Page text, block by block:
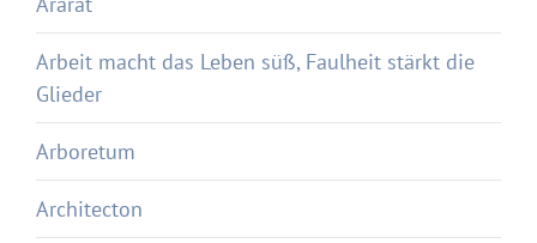
Arbeit macht das Leben süß, Faulheit stärkt die
Glieder
Arboretum
Architecton